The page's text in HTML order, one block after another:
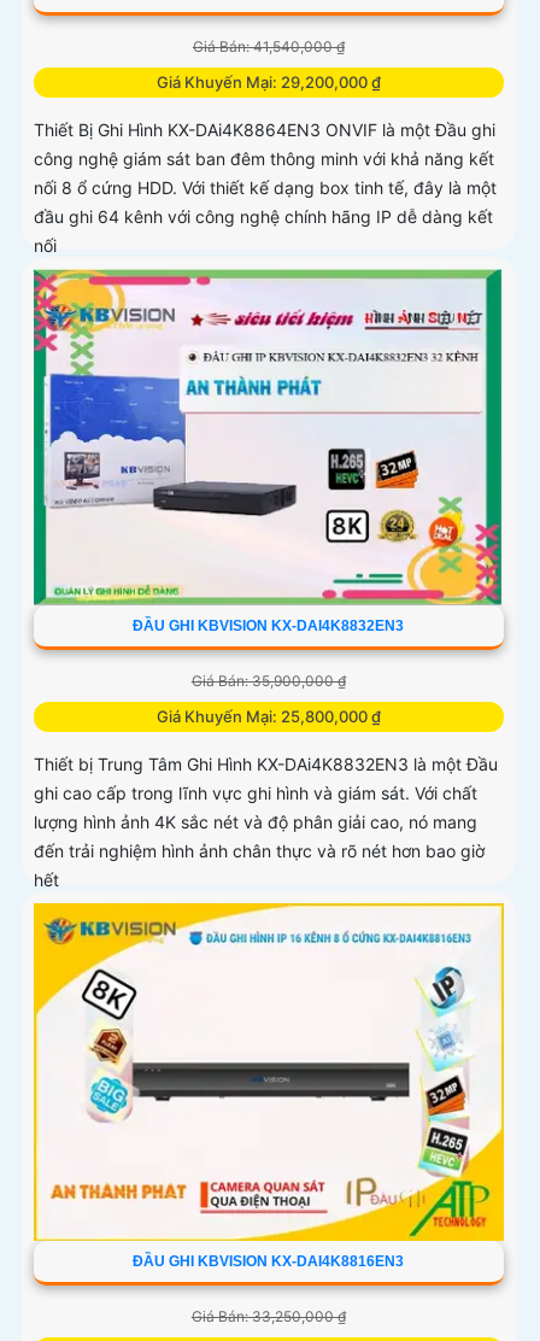
Giá Bán: 41,540,000 ₫
Giá Khuyến Mại: 29,200,000 ₫
Thiết Bị Ghi Hình KX-DAi4K8864EN3 ONVIF là một Đầu ghi
công nghệ giám sát ban đêm thông minh với khả năng kết
nối 8 ổ cứng HDD. Với thiết kế dạng box tinh tế, đây là một
đầu ghi 64 kênh với công nghệ chính hãng IP dễ dàng kết
nối
ĐẦU GHI KBVISION KX-DAI4K8832EN3
Giá Bán: 35,900,000 ₫
Giá Khuyến Mại: 25,800,000 ₫
Thiết bị Trung Tâm Ghi Hình KX-DAi4K8832EN3 là một Đầu
ghi cao cấp trong lĩnh vực ghi hình và giám sát. Với chất
lượng hình ảnh 4K sắc nét và độ phân giải cao, nó mang
đến trải nghiệm hình ảnh chân thực và rõ nét hơn bao giờ
hết
ĐẦU GHI KBVISION KX-DAI4K8816EN3
Giá Bán: 33,250,000 ₫